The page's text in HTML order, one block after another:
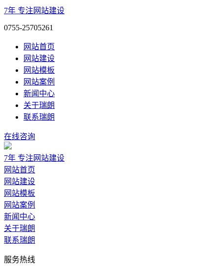
7年 专注网站建设
0755-25705261
网站首页
网站建设
网站模板
网站案例
新闻中心
关于瑞朗
联系瑞朗
在线咨询
7年 专注网站建设
网站首页
网站建设
网站模板
网站案例
新闻中心
关于瑞朗
联系瑞朗
服务热线